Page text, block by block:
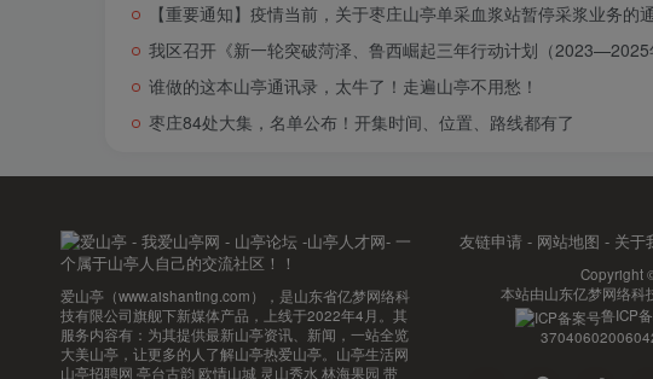
【重要通知】疫情当前，关于枣庄山亭单采血浆站暂停采浆业务的
我区召开《新一轮突破菏泽、鲁西崛起三年行动计划（
谁做的这本山亭通讯录，太牛了！走遍山亭不用愁！
枣庄84处大集，名单公布！开集时间、位置、路线都有了
爱山亭（www.aishanting.com），是山东省亿梦网络科
技有限公司旗舰下新媒体产品，上线于2022年4月。其
服务内容有：为其提供最新山亭资讯、新闻，一站全览
大美山亭，让更多的人了解山亭热爱山亭。山亭生活网
山亭招聘网 亭台古韵 欧情山城 灵山秀水 林海果园 带
友链申请 - 网站地图 - 关于
Copyright
本站由山东亿梦网络科
鲁ICP